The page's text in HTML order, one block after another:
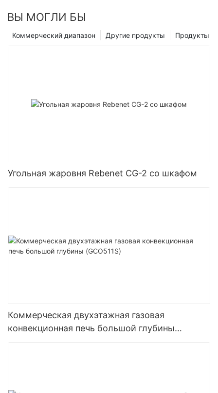
ВЫ МОГЛИ БЫ
Продукты
Другие продукты
Коммерческий диапазон
Угольная жаровня Rebenet CG-2 со шкафом
Коммерческая двухэтажная газовая
конвекционная печь большой глубины
(GCO511S)